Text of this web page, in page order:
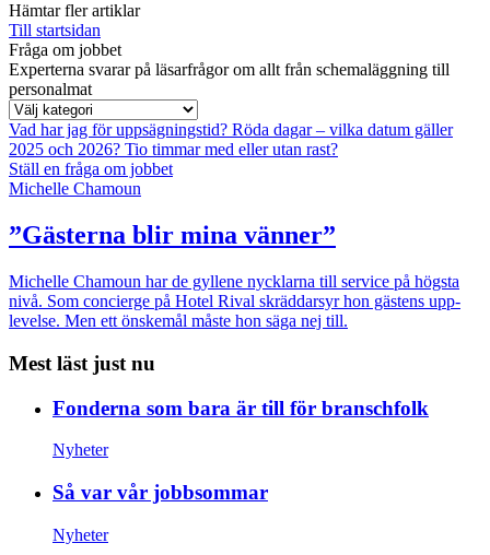
Hämtar fler artiklar
Till startsidan
Fråga om jobbet
Experterna svarar på läsarfrågor om allt från schemaläggning till
personalmat
Vad har jag för uppsägningstid? Röda dagar – vilka datum gäller
2025 och 2026? Tio timmar med eller utan rast?
Ställ en fråga om jobbet
Michelle Chamoun
”Gästerna blir mina vänner”
Michelle Chamoun har de gyllene nycklarna till service på högsta
nivå. Som concierge på Hotel Rival skräddarsyr hon gästens upp­
levelse. Men ett önskemål måste hon säga nej till.
Mest läst just nu
Fonderna som bara är till för branschfolk
Nyheter
Så var vår jobbsommar
Nyheter